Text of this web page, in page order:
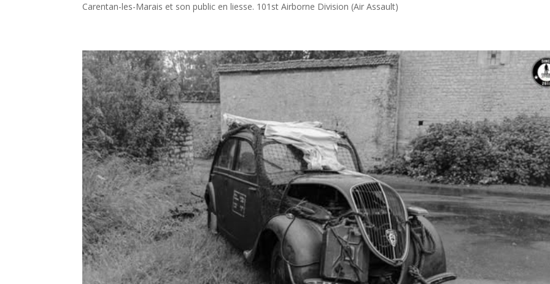
Carentan-les-Marais et son public en liesse. 101st Airborne Division (Air Assault)